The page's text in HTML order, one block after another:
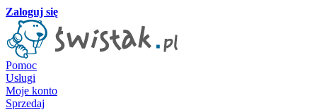
Zaloguj się
Pomoc
Usługi
Moje konto
Sprzedaj